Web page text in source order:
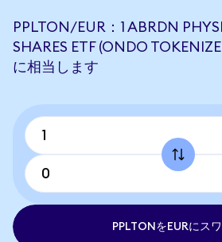
PPLTON/EUR：1 ABRDN
SHARES ETF (ONDO
に相当します
PPLTONをEURにス